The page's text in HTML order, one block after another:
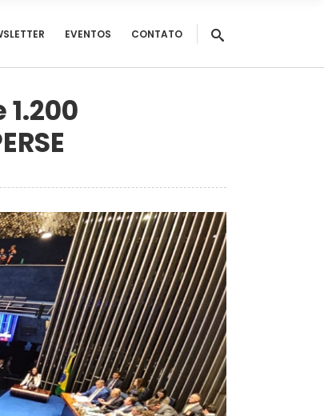
EVENTOS CONTATO